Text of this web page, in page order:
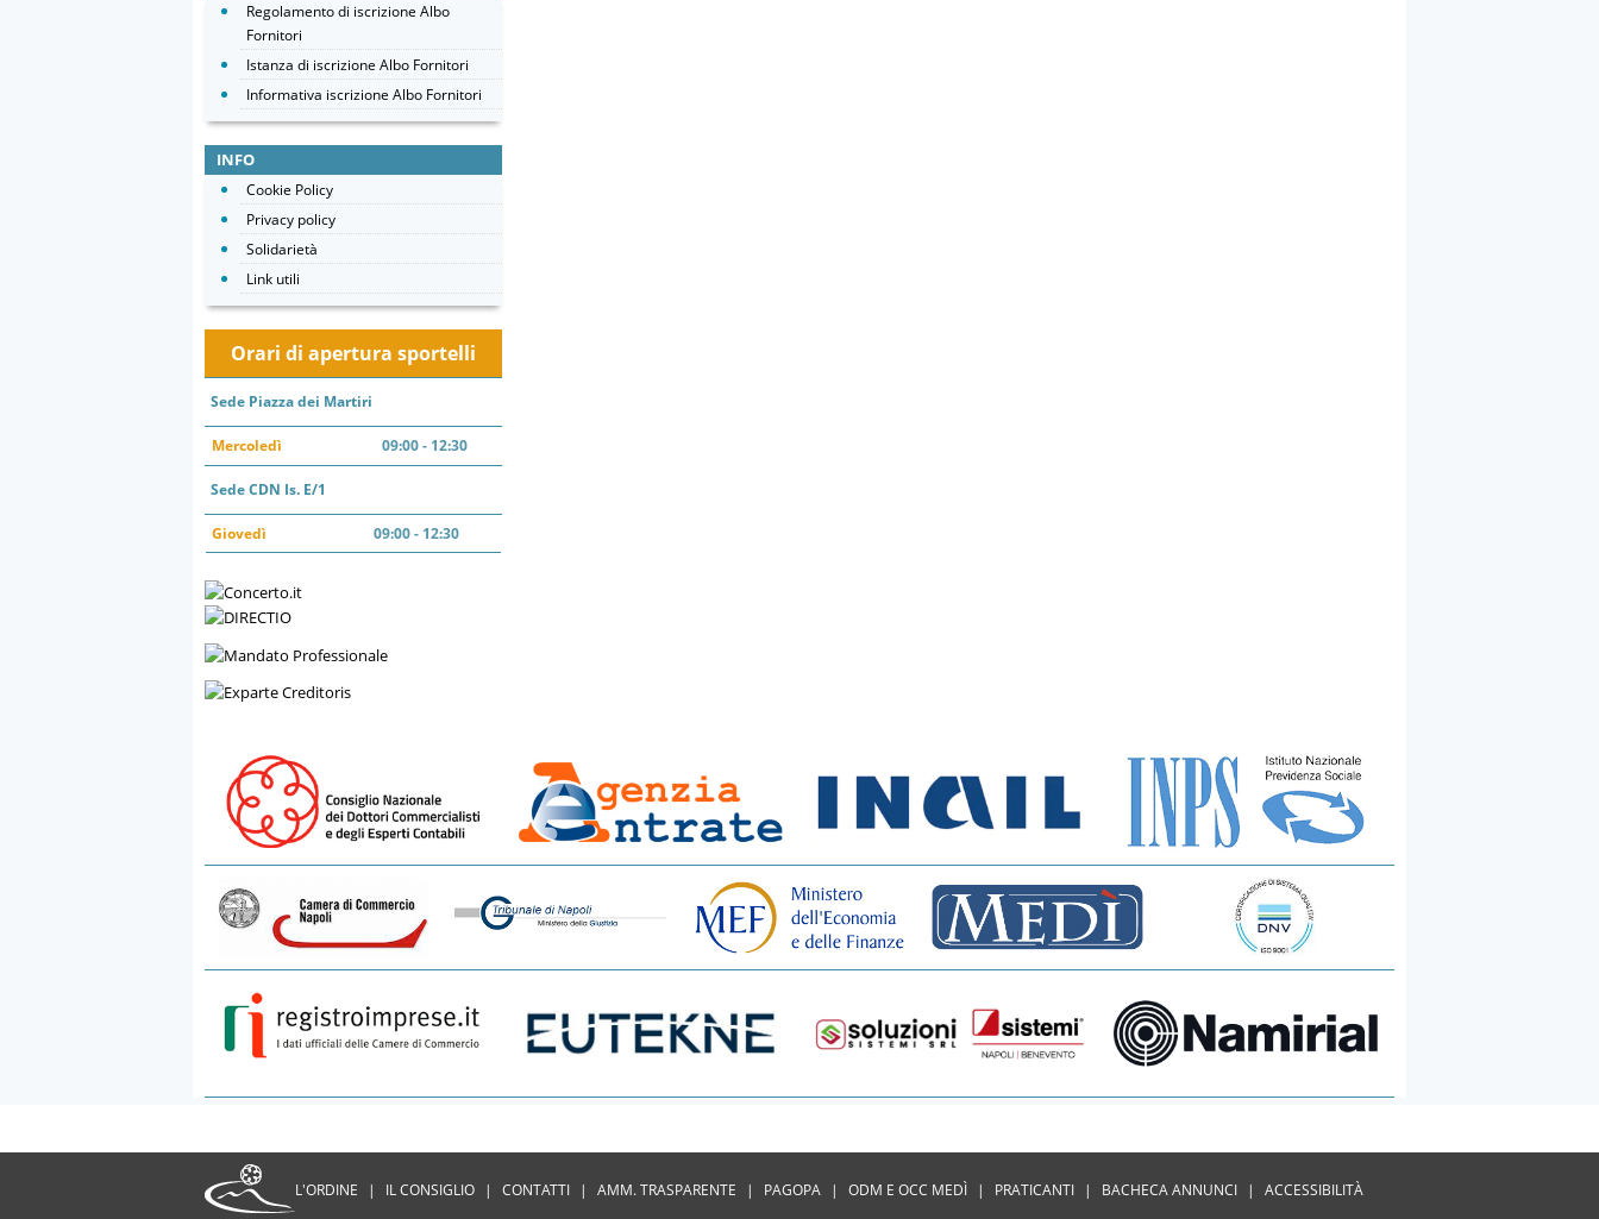
Regolamento di iscrizione Albo
Fornitori
Istanza di iscrizione Albo Fornitori
Informativa iscrizione Albo Fornitori
INFO
Cookie Policy
Privacy policy
Solidarietà
Link utili
Orari di apertura sportelli
Sede Piazza dei Martiri
Mercoledì 09:00 - 12:30
Sede CDN Is. E/1
Giovedì 09:00 - 12:30
L'ORDINE | IL CONSIGLIO | CONTATTI | AMM. TRASPARENTE | PAGOPA | ODM E OCC MEDÌ | PRATICANTI | BACHECA ANNUNCI | ACCESSIBILITÀ